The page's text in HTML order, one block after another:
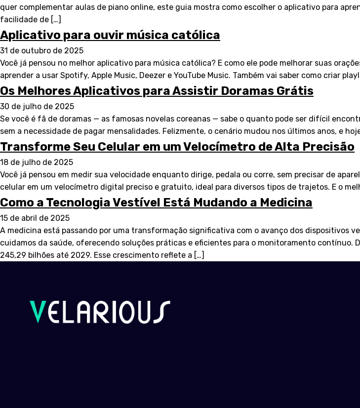
quer complementar aulas de piano online, este guia mostra como escolher o aplicativo para
facilidade de […]
Aplicativo para ouvir música católica
31 de outubro de 2025
Você já pensou no melhor aplicativo para música católica? E como ele pode melhorar suas
aprender a usar Spotify, Apple Music, Deezer e YouTube Music. Também vai saber como criar
Os Melhores Aplicativos para Assistir Doramas Grátis
30 de julho de 2025
Se você é fã de doramas — as famosas novelas coreanas — sabe o quanto pode ser difícil
sem a necessidade de pagar mensalidades. Felizmente, o cenário mudou nos últimos anos, e
Transforme Seu Celular em um Velocímetro de Alta Precisão
18 de julho de 2025
Você já pensou em medir sua velocidade enquanto dirige, pedala ou corre, sem precisar de
celular em um velocímetro digital preciso e gratuito, ideal para diversos tipos de trajetos. E o
Como a Tecnologia Vestível Está Mudando a Medicina
15 de abril de 2025
A medicina está passando por uma transformação significativa com o avanço dos dispositivos
cuidamos da saúde, oferecendo soluções práticas e eficientes para o monitoramento contínuo.
245,29 bilhões até 2029. Esse crescimento reflete a […]